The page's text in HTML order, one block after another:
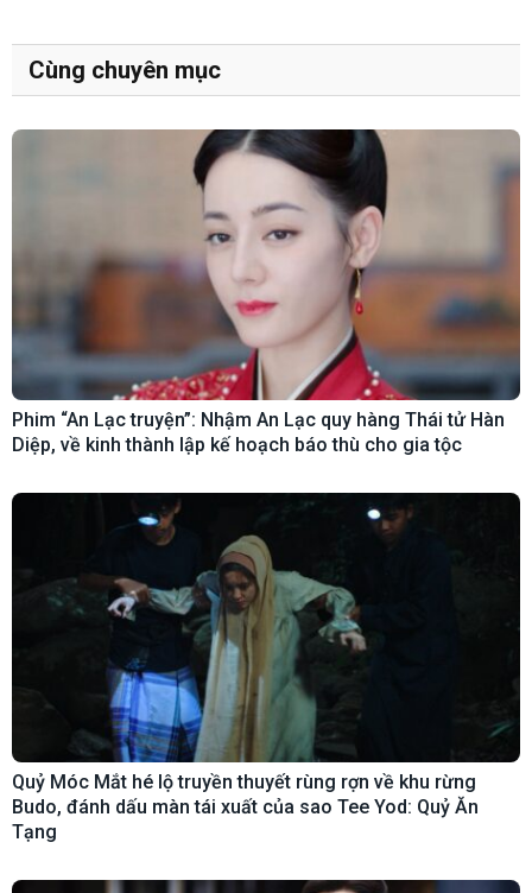
Cùng chuyên mục
Phim “An Lạc truyện”: Nhậm An Lạc quy hàng Thái tử Hàn
Diệp, về kinh thành lập kế hoạch báo thù cho gia tộc
Quỷ Móc Mắt hé lộ truyền thuyết rùng rợn về khu rừng
Budo, đánh dấu màn tái xuất của sao Tee Yod: Quỷ Ăn
Tạng